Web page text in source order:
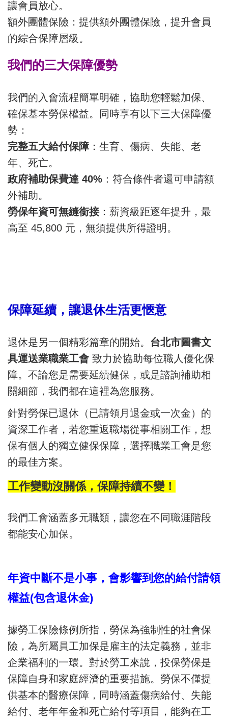
讓會員放心。
額外團體保險：提供額外團體保險，提升會員
的綜合保障層級。
我們的三大保障優勢
我們的入會流程簡單明確，協助您輕鬆加保、
確保基本勞保權益。同時享有以下三大保障優
勢：
完整五大給付保障：生育、傷病、失能、老
年、死亡。
政府補助保費達 40% ：符合條件者還可申請額
外補助。
勞保年資可無縫銜接：薪資級距逐年提升，最
高至 45,800 元，無須提供所得證明。
保障延續，讓退休生活更愜意
退休是另一個精彩篇章的開始。 台北市圖書文
具運送業職業工會 致力於協助每位職人優化保
障。不論您是需要延續健保，或是諮詢補助相
關細節，我們都在這裡為您服務。
針對勞保已退休（已請領月退金或一次金）的
資深工作者，若您重返職場從事相關工作，想
保有個人的獨立健保保障，選擇職業工會是您
的最佳方案。
工作變動沒關係，保障持續不變！
我們工會涵蓋多元職類，讓您在不同職涯階段
都能安心加保。
年資中斷不是小事，會影響到您的給付請領
權益(包含退休金)
據勞工保險條例所指，勞保為強制性的社會保
險，為所屬員工加保是雇主的法定義務，並非
企業福利的一環。對於勞工來說，投保勞保是
保障自身和家庭經濟的重要措施。勞保不僅提
供基本的醫療保障，同時涵蓋傷病給付、失能
給付、老年年金和死亡給付等項目，能夠在工